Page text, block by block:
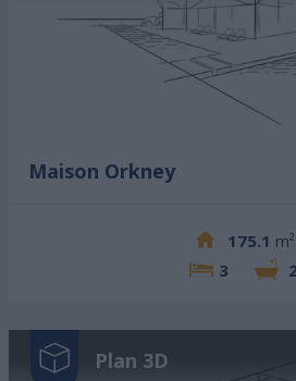
Maison Orkney
175.1 m²
3
Plan 3D